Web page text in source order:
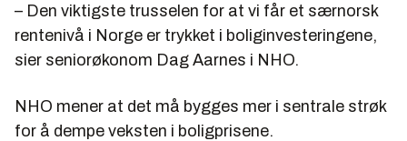
– Den viktigste trusselen for at vi får et særnorsk
rentenivå i Norge er trykket i boliginvesteringene,
sier seniorøkonom Dag Aarnes i NHO.
NHO mener at det må bygges mer i sentrale strøk
for å dempe veksten i boligprisene.